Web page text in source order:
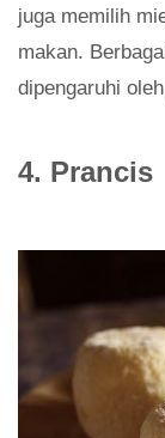
juga memilih
makan.
dipengaruhi
4. Prancis